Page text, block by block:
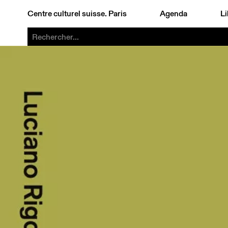
Centre culturel suisse. Paris Agenda